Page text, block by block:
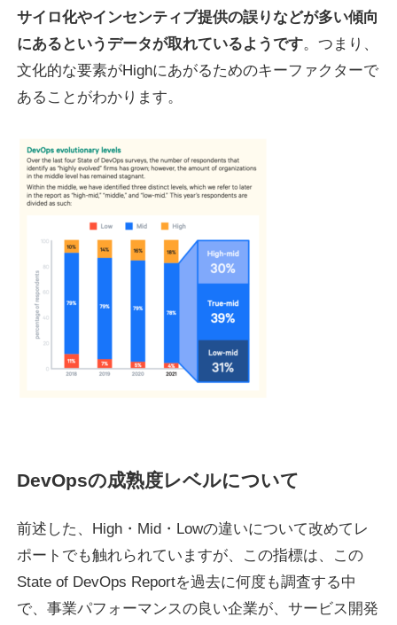
サイロ化やインセンティブ提供の誤りなどが多い傾向
にあるというデータが取れているようです。つまり、
文化的な要素がHighにあがるためのキーファクターで
あることがわかります。
DevOpsの成熟度レベルについて
前述した、High・Mid・Lowの違いについて改めてレ
ポートでも触れられていますが、この指標は、この
State of DevOps Reportを過去に何度も調査する中
で、事業パフォーマンスの良い企業が、サービス開発